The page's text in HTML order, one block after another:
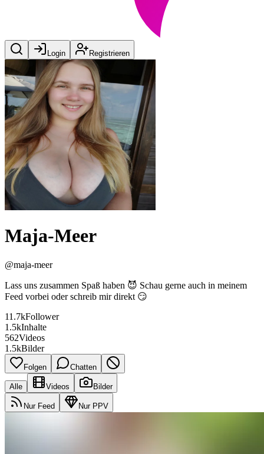
Login Registrieren
Maja-Meer
@maja-meer
Lass uns zusammen Spaß haben 😈 Schau gerne auch in meinem
Feed vorbei oder schreib mir direkt 😏
11.7kFollower
1.5kInhalte
562Videos
1.5kBilder
Folgen Chatten
Alle Videos Bilder
Nur Feed Nur PPV